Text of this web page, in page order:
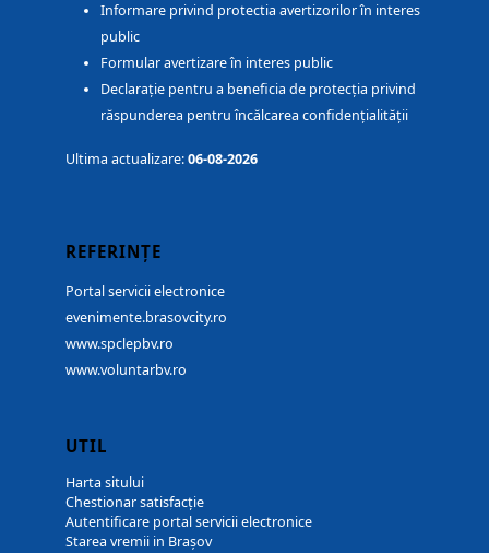
Informare privind protectia avertizorilor în interes
public
Formular avertizare în interes public
Declarație pentru a beneficia de protecția privind
răspunderea pentru încălcarea confidențialității
Ultima actualizare:06-08-2026
REFERINȚE
Portal servicii electronice
evenimente.brasovcity.ro
www.spclepbv.ro
www.voluntarbv.ro
UTIL
Harta sitului
Chestionar satisfacție
Autentificare portal servicii electronice
Starea vremii in Brașov